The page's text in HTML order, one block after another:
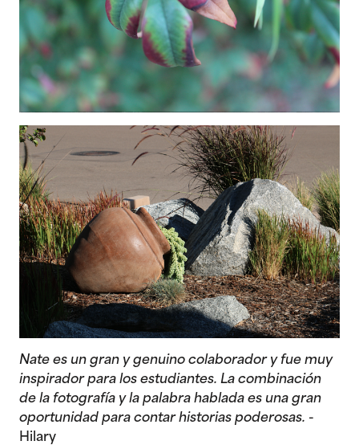
Nate es un gran y genuino colaborador y fue muy
inspirador para los estudiantes. La combinación
de la fotografía y la palabra hablada es una gran
oportunidad para contar historias poderosas. -
Hilary